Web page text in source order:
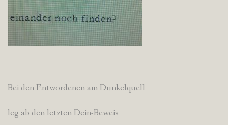
Bei den Entwordenen am Dunkelquell
leg ab den letzten Dein-Beweis